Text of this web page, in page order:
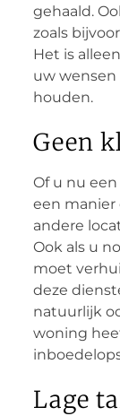
gehaald.
zoals
Het is
uw
houden.
Geen
Of u nu
een manier
andere
Ook als u
moet
deze
natuurlijk
woning
Lage